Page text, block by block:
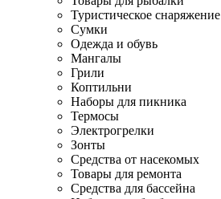
Туристическое снаряжение
Сумки
Одежда и обувь
Мангалы
Грили
Коптильни
Наборы для пикника
Термосы
Электрогрелки
Зонты
Средства от насекомых
Товары для ремонта
Средства для бассейна